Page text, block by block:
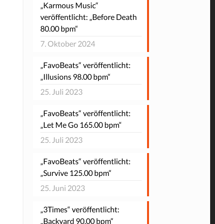
„Karmous Music“
veröffentlicht: „Before Death
80.00 bpm“
7. Oktober 2024
„FavoBeats“ veröffentlicht:
„Illusions 98.00 bpm“
25. Juli 2023
„FavoBeats“ veröffentlicht:
„Let Me Go 165.00 bpm“
25. Juli 2023
„FavoBeats“ veröffentlicht:
„Survive 125.00 bpm“
25. Juni 2023
„3Times“ veröffentlicht:
„Backyard 90.00 bpm“